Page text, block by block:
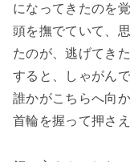
になってきたのを
頭を撫でていて、
たのが、逃げてき
すると、しゃがん
誰かがこちらへ向
首輪を握って押さ